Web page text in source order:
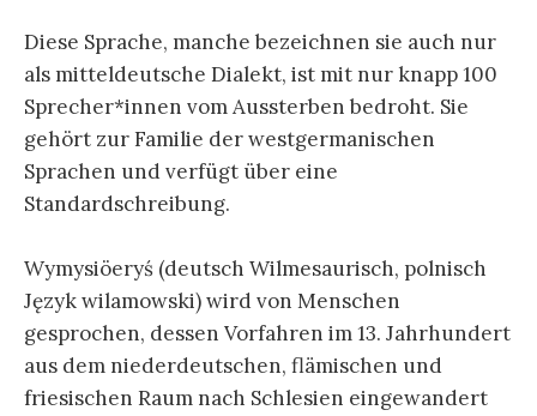
Diese Sprache, manche bezeichnen sie auch nur
als mitteldeutsche Dialekt, ist mit nur knapp 100
Sprecher*innen vom Aussterben bedroht. Sie
gehört zur Familie der westgermanischen
Sprachen und verfügt über eine
Standardschreibung.
Wymysiöeryś (deutsch Wilmesaurisch, polnisch
Język wilamowski) wird von Menschen
gesprochen, dessen Vorfahren im 13. Jahrhundert
aus dem niederdeutschen, flämischen und
friesischen Raum nach Schlesien eingewandert